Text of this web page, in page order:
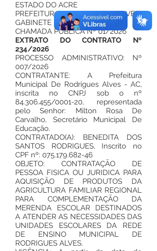
ESTADO DO ACRE
PREFEITURA DE RODRIGUES ALVES
GABINETE DO PREFEITO
CHAMADA PUBLICA Nº 01/2026
EXTRATO DO CONTRATO Nº
234/2026
PROCESSO ADMINISTRATIVO: Nº
007/2026
CONTRATANTE: A Prefeitura
Municipal De Rodrigues Alves - AC,
inscrita no CNPJ sob o nº
84.306.455/0001-20, representada
pelo Senhor: Milton Rosa De
Carvalho, Secretário Municipal De
Educação.
CONTRATADO(A): BENEDITA DOS
SANTOS RODRIGUES, Inscrito no
CPF nº: 075.179.682-46
OBJETO: CONTRATAÇÃO DE
PESSOA FISICA OU JURIDICA PARA
AQUISIÇÃO DE PRODUTOS DA
AGRICULTURA FAMILIAR REGIONAL
PARA COMPLEMENTAÇÃO DA
MERENDA ESCOLAR DESTINADOS
A ATENDER AS NECESSIDADES DAS
UNIDADES ESCOLARES DA REDE
DE ENSINO MUNICIPAL DE
RODRIGUES ALVES.